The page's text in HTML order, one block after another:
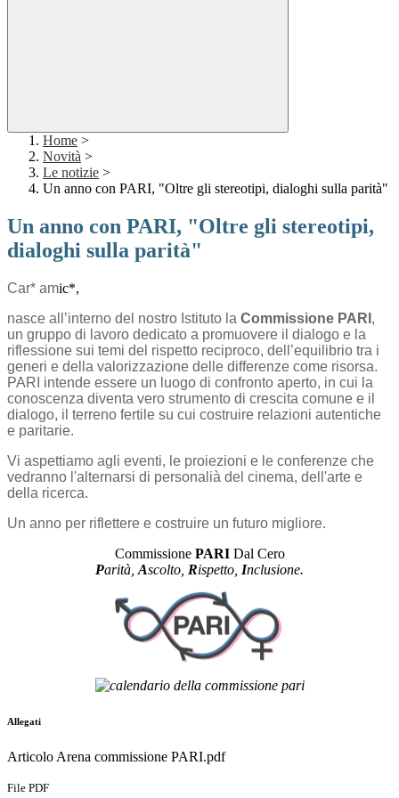
Home >
Novità >
Le notizie >
Un anno con PARI, "Oltre gli stereotipi, dialoghi sulla parità"
Un anno con PARI, "Oltre gli stereotipi,
dialoghi sulla parità"
Car* amic*,
nasce all’interno del nostro Istituto la Commissione PARI ,
un gruppo di lavoro dedicato a promuovere il dialogo e la
riflessione sui temi del rispetto reciproco, dell’equilibrio tra i
generi e della valorizzazione delle differenze come risorsa.
PARI intende essere un luogo di confronto aperto, in cui la
conoscenza diventa vero strumento di crescita comune e il
dialogo, il terreno fertile su cui costruire relazioni autentiche
e paritarie.
Vi aspettiamo agli eventi, le proiezioni e le conferenze che
vedranno l'alternarsi di personalià del cinema, dell'arte e
della ricerca.
Un anno per riflettere e costruire un futuro migliore.
Commissione PARIDal Cero
Parità, Ascolto, Rispetto, Inclusione.
Allegati
Articolo Arena commissione PARI.pdf
File PDF